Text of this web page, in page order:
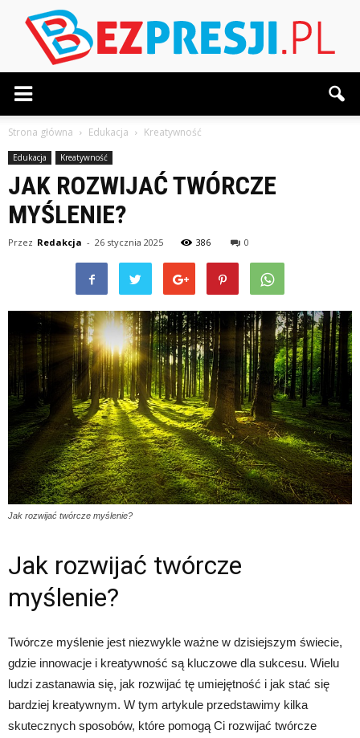
Strona główna Edukacja Kreatywność
Edukacja Kreatywność
JAK ROZWIJAĆ TWÓRCZE
MYŚLENIE?
Przez Redakcja - 26 stycznia 2025 386 0
Jak rozwijać twórcze myślenie?
Jak rozwijać twórcze
myślenie?
Twórcze myślenie jest niezwykle ważne w dzisiejszym świecie,
gdzie innowacje i kreatywność są kluczowe dla sukcesu. Wielu
ludzi zastanawia się, jak rozwijać tę umiejętność i jak stać się
bardziej kreatywnym. W tym artykule przedstawimy kilka
skutecznych sposobów, które pomogą Ci rozwijać twórcze